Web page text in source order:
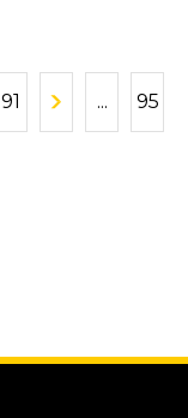
91 ... 95